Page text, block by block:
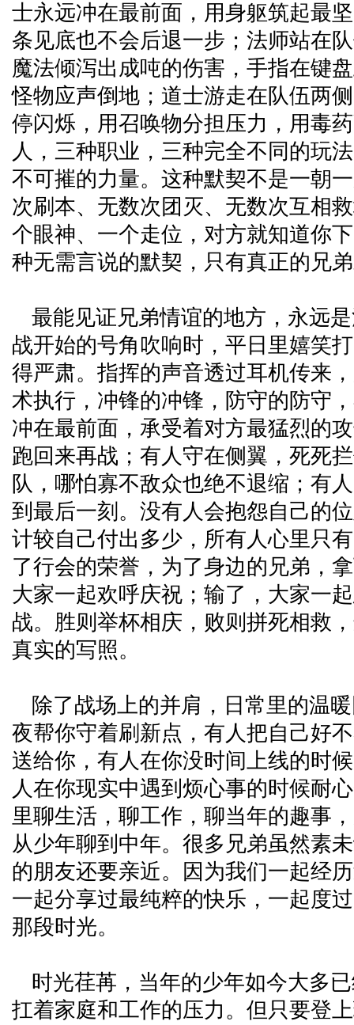
士永远冲在最前面，用身躯筑起最
条见底也不会后退一步；法师站在
魔法倾泻出成吨的伤害，手指在键
怪物应声倒地；道士游走在队伍两
停闪烁，用召唤物分担压力，用毒
人，三种职业，三种完全不同的玩
不可摧的力量。这种默契不是一朝
次刷本、无数次团灭、无数次互相
个眼神、一个走位，对方就知道你
种无需言说的默契，只有真正的兄
最能见证兄弟情谊的地方，永远
战开始的号角吹响时，平日里嬉笑
得严肃。指挥的声音透过耳机传来
术执行，冲锋的冲锋，防守的防守
冲在最前面，承受着对方最猛烈的
跑回来再战；有人守在侧翼，死死
队，哪怕寡不敌众也绝不退缩；有
到最后一刻。没有人会抱怨自己的
计较自己付出多少，所有人心里只
了行会的荣誉，为了身边的兄弟，
大家一起欢呼庆祝；输了，大家一
战。胜则举杯相庆，败则拼死相救
真实的写照。
除了战场上的并肩，日常里的温
夜帮你守着刷新点，有人把自己好
送给你，有人在你没时间上线的时
人在你现实中遇到烦心事的时候耐
里聊生活，聊工作，聊当年的趣事
从少年聊到中年。很多兄弟虽然素
的朋友还要亲近。因为我们一起经
一起分享过最纯粹的快乐，一起度
那段时光。
时光荏苒，当年的少年如今大多
扛着家庭和工作的压力。但只要登